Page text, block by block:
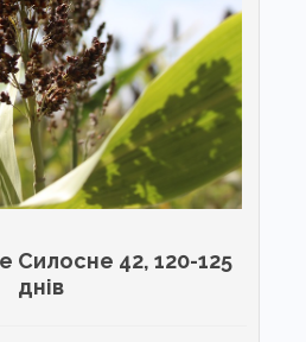
Силосне 42, 120-125
днів